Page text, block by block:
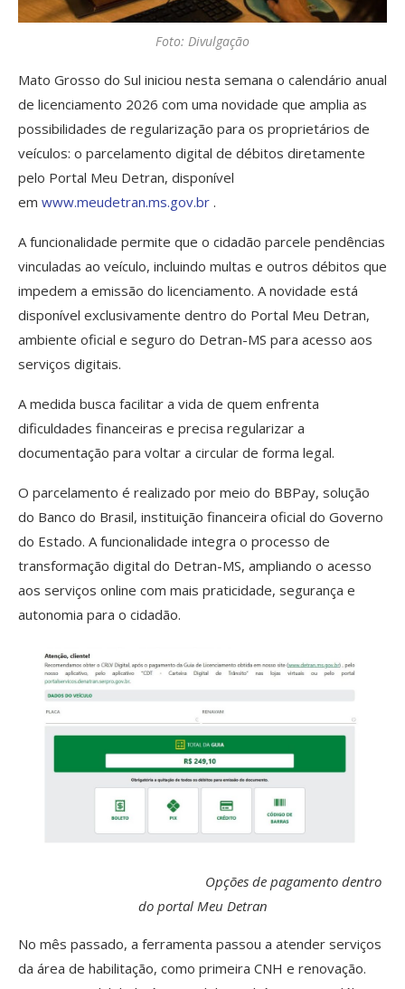
Foto: Divulgação
Mato Grosso do Sul iniciou nesta semana o calendário anual
de licenciamento 2026 com uma novidade que amplia as
possibilidades de regularização para os proprietários de
veículos: o parcelamento digital de débitos diretamente
pelo Portal Meu Detran, disponível
em www.meudetran.ms.gov.br .
A funcionalidade permite que o cidadão parcele pendências
vinculadas ao veículo, incluindo multas e outros débitos que
impedem a emissão do licenciamento. A novidade está
disponível exclusivamente dentro do Portal Meu Detran,
ambiente oficial e seguro do Detran-MS para acesso aos
serviços digitais.
A medida busca facilitar a vida de quem enfrenta
dificuldades financeiras e precisa regularizar a
documentação para voltar a circular de forma legal.
O parcelamento é realizado por meio do BBPay, solução
do Banco do Brasil, instituição financeira oficial do Governo
do Estado. A funcionalidade integra o processo de
transformação digital do Detran-MS, ampliando o acesso
aos serviços online com mais praticidade, segurança e
autonomia para o cidadão.
Opções de pagamento dentro
do portal Meu Detran
No mês passado, a ferramenta passou a atender serviços
da área de habilitação, como primeira CNH e renovação.